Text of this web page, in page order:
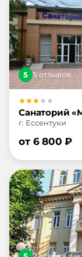
5 5отзывов
Санаторий
г. Ессентуки
от 6 800 ₽